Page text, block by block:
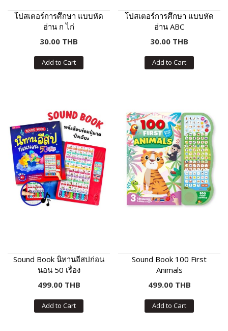
โปสเตอร์การศึกษา แบบหัด
อ่าน ก ไก่
30.00 THB
Add to Cart
โปสเตอร์การศึกษา แบบหัด
อ่าน ABC
30.00 THB
Add to Cart
Sound Book นิทานอีสปก่อน
นอน 50 เรื่อง
499.00 THB
Add to Cart
Sound Book 100 First
Animals
499.00 THB
Add to Cart